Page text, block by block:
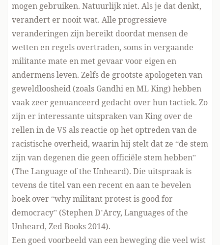
mogen gebruiken. Natuurlijk niet. Als je dat denkt,
verandert er nooit wat. Alle progressieve
veranderingen zijn bereikt doordat mensen de
wetten en regels overtraden, soms in vergaande
militante mate en met gevaar voor eigen en
andermens leven. Zelfs de grootste apologeten van
geweldloosheid (zoals Gandhi en ML King) hebben
vaak zeer genuanceerd gedacht over hun tactiek. Zo
zijn er interessante uitspraken van King over de
rellen in de VS als reactie op het optreden van de
racistische overheid, waarin hij stelt dat ze “de stem
zijn van degenen die geen officiële stem hebben”
(The Language of the Unheard). Die uitspraak is
tevens de titel van een recent en aan te bevelen
boek over “why militant protest is good for
democracy” (Stephen D’Arcy, Languages of the
Unheard, Zed Books 2014).
Een goed voorbeeld van een beweging die veel wist